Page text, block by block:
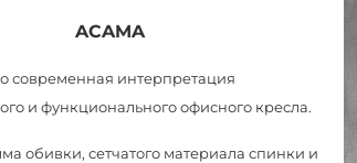
ACAMA
современная интерпретация
и функционального офисного кресла.
обивки, сетчатого материала спинки и